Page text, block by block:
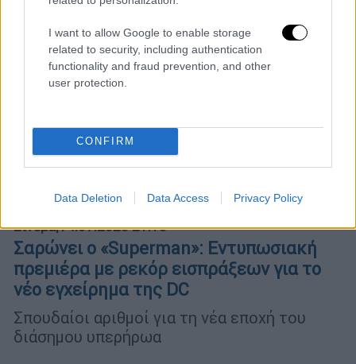
I want to allow Google to enable storage
related to security, including authentication
functionality and fraud prevention, and other
user protection.
CONFIRM
Data Deletion Data Access Privacy Policy
Σινεμά|14.07.2025 21:15
Σαρώνει ο «Superman»: Εντυπωσιακή
πρεμιέρα με ρεκόρ εισπράξεων για το
νέο εγχείρημα της DC
Σπουδαίοι αριθμοί για τη νέα εποχή του
διάσημου υπερήρωα